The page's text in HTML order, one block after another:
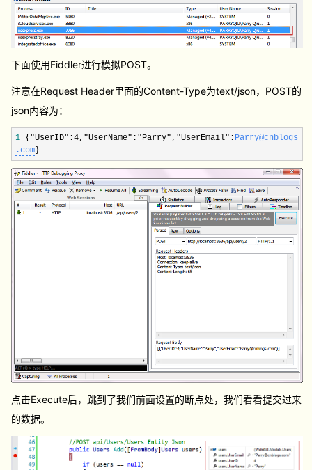
下面使用Fiddler进行模拟POST。
注意在Request Header里面的Content-Type为text/json，POST的
json内容为：
1 {"UserID":4,"UserName":"Parry","UserEmail": Parry@cnblogs
.com}
点击Execute后，跳到了我们前面设置的断点处，我们看看提交过来
的数据。